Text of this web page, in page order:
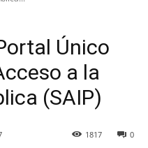
Único
a la
(SAIP)
0
1817